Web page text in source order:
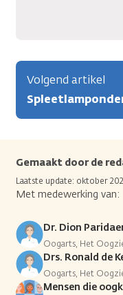
Volgend artikel
Gemaakt door de
Laatste update: oktober
Met medewerking van:
Dr. Dion
Oogarts, Het
Drs. Ronald de
Oogarts, Het
Mensen die